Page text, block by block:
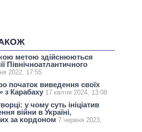
метою здійснюються
Північноатлантичного
2022, 17:55
початок виведення своїх
з Карабаху 17 квітня 2024, 13:08
у чому суть ініціатив
війни в Україні,
за кордоном 7 червня 2023,